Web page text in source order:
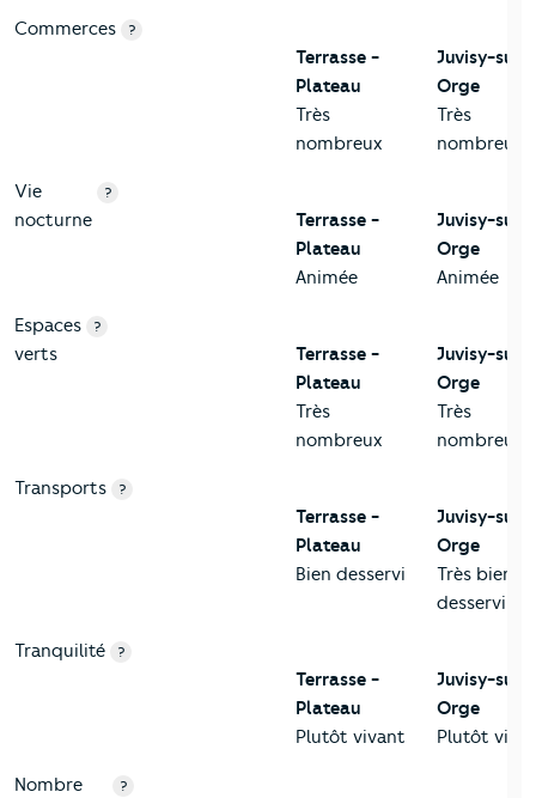
Commerces ?
Terrasse -
Plateau
Très
nombreux
Juvisy-sur-
Orge
Très
nombreux
Vie
nocturne
?
Terrasse -
Plateau
Animée
Juvisy-sur-
Orge
Animée
Espaces
verts
?
Terrasse -
Plateau
Très
nombreux
Juvisy-sur-
Orge
Très
nombreux
Transports ?
Terrasse -
Plateau
Bien desservi
Juvisy-sur-
Orge
Très bien
desservi
Tranquilité ?
Terrasse -
Plateau
Plutôt vivant
Juvisy-sur-
Orge
Plutôt
Nombre
?